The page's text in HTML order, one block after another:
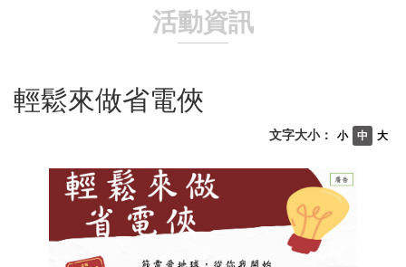
活動資訊
輕鬆來做省電俠
大
中
小
文字大小：